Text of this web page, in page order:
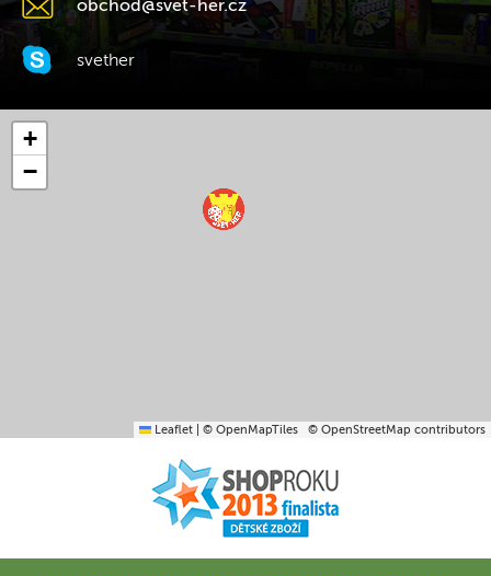
obchod@svet-her.cz
svether
+
−
Leaflet © OpenMapTiles © OpenStreetMap contributors